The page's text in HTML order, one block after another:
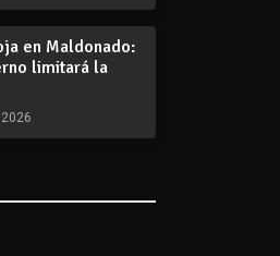
en Maldonado:
limitará la